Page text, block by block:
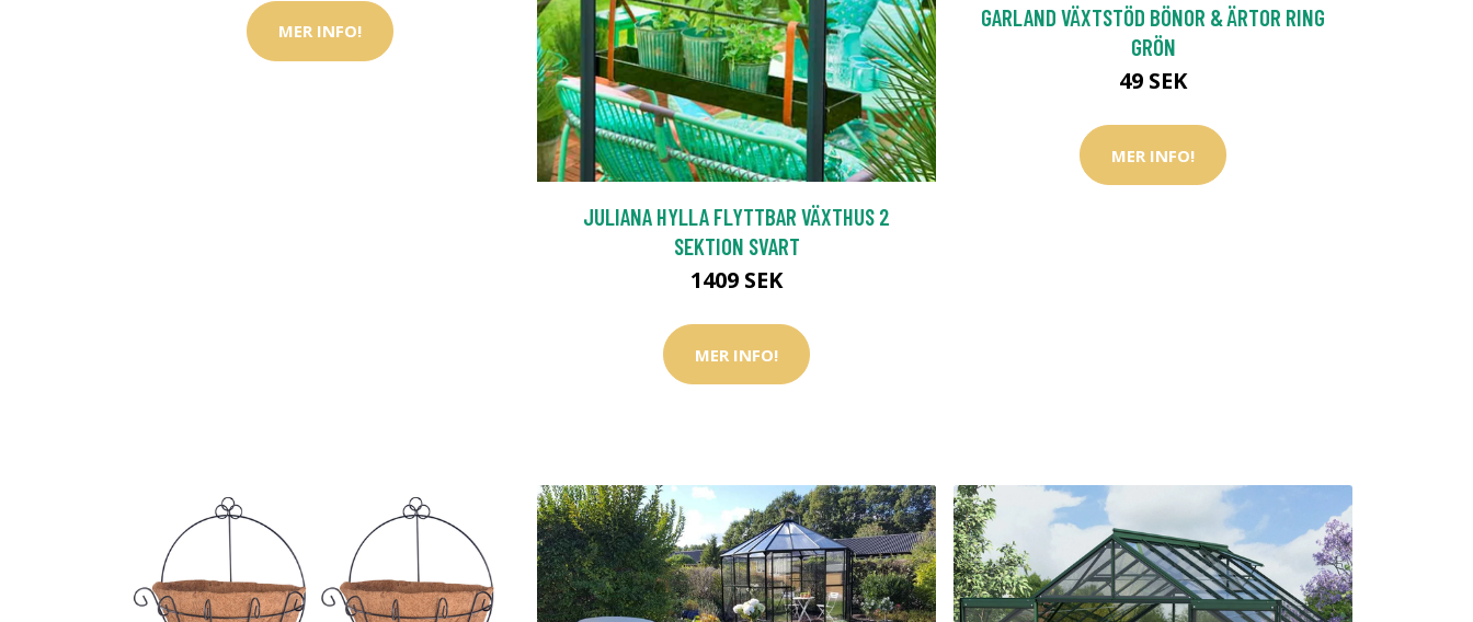
MER INFO!
JULIANA HYLLA FLYTTBAR VÄXTHUS 2
SEKTION SVART
1409 SEK
MER INFO!
GARLAND VÄXTSTÖD BÖNOR & ÄRTOR RING
GRÖN
49 SEK
MER INFO!